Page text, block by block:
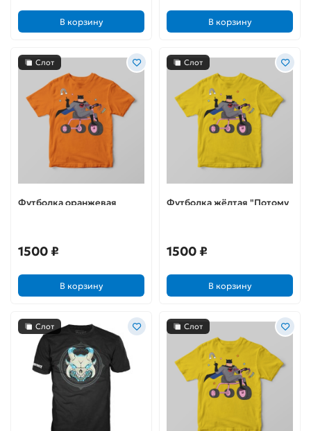
В корзину В корзину
Слот
Футболка оранжевая
1500 ₽
В корзину
Слот
Футболка жёлтая "Потому
1500 ₽
В корзину
Слот Слот